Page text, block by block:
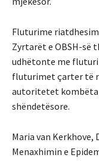
Fluturime
Zyrtarët e OBSH-së
udhëtonte me
fluturimet çarter të
autoritetet
shëndetësore.
Maria van Kerkhove,
Menaxhimin e